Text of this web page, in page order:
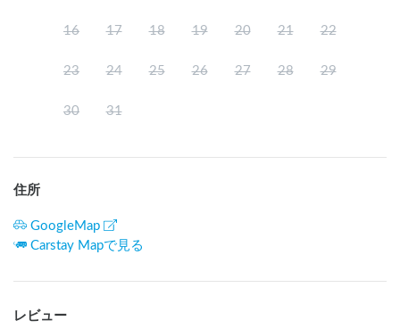
16 17 18 19 20 21 22
23 24 25 26 27 28 29
30 31
住所
GoogleMap
Carstay Mapで見る
レビュー